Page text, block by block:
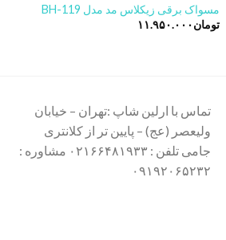
مسواک برقی زیکلاس مد مدل BH-119
تومان۱۱.۹۵۰.۰۰۰
تماس با ارلین شاپ :تهران – خیابان
ولیعصر (عج) – پایین تر از کلانتری
جامی تلفن : ۰۲۱۶۶۴۸۱۹۳۳ مشاوره :
۰۹۱۹۲۰۶۵۲۳۲